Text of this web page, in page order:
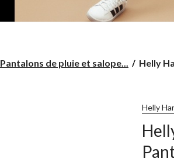
Pantalons de pluie et salope...
Helly
pour
hommes,
Gale
Helly
Helly